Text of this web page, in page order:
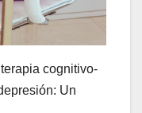
cognitivo-
Un